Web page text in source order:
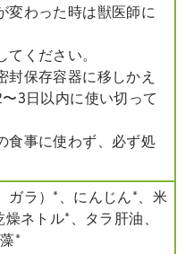
変わった時は獣医師に
てください。
封保存容器に移しかえ
3日以内に使い切って
食事に使わず、必ず処
ガラ）*、にんじん*、米
ネトル*、タラ肝油、
*